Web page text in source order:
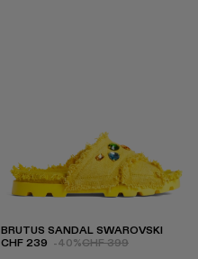
BRUTUS SANDAL SWAROVSKI
CHF 239 -40%CHF 399